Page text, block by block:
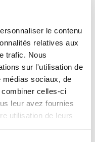
le contenu
relatives aux
trafic. Nous
sur l'utilisation de
médias sociaux, de
celles-ci
leur avez fournies
utilisation de leurs
VOUS